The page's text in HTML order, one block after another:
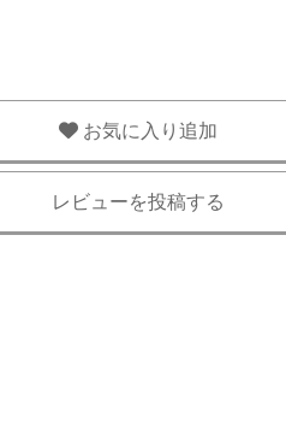
お気に入り追加
レビューを投稿する